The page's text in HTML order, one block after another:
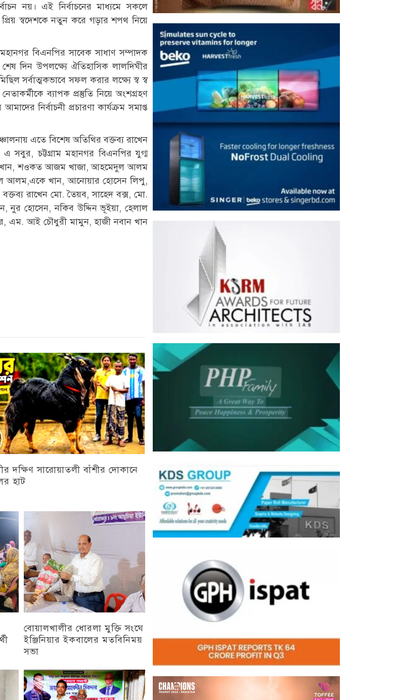
নয়। এই নির্বাচনের মাধ্যমে সকলে
স্বদেশকে নতুন করে গড়ার শপথ নিয়ে
মহানগর বিএনপির সাবেক সাধাণ সম্পাদক
দিন উপলক্ষ্যে ঐতিহাসিক লালদিঘীর
সর্বাত্মকভাবে সফল করার লক্ষ্যে স্ব স্ব
ব্যাপক প্রস্তুতি নিয়ে অংশগ্রহণ
নির্বাচনী প্রচারণা কার্যক্রম সমাপ্ত
এতে বিশেষ অতিথির বক্তব্য রাখেন
এ সবুর, চট্টগ্রাম মহানগর বিএনপির যুগ্ম
খান, শওকত আজম খাজা, আহমেদুল আলম
আলম,একে খান, আনোয়ার হোসেন লিপু,
রাখেন মো. তৈয়ব, সাহেদ বক্স, মো.
হোসেন, নকিব উদ্দিন ভূইয়া, হেলাল
এম. আই চৌধুরী মামুন, হাজী নবান খান
দক্ষিণ সারোয়াতলী বাঁশীর দোকানে
হাট
বোয়ালখালীর ধোরলা মুক্তি সংঘে
ইঞ্জিনিয়ার ইকবালের মতবিনিময়
সভা
Video
Player